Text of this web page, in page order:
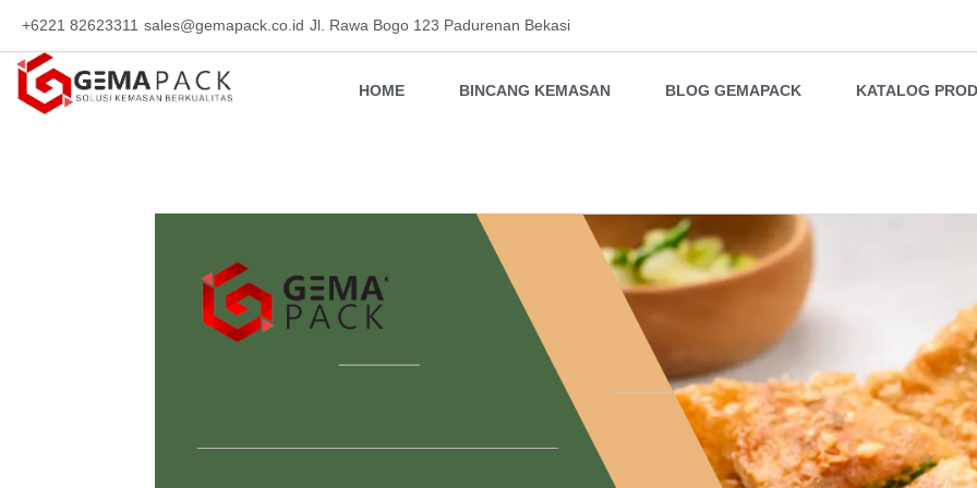
+6221 82623311 sales@gemapack.co.id Jl. Rawa Bogo 123 Padurenan Bekasi
HOME BINCANG KEMASAN BLOG GEMAPACK KATALOG